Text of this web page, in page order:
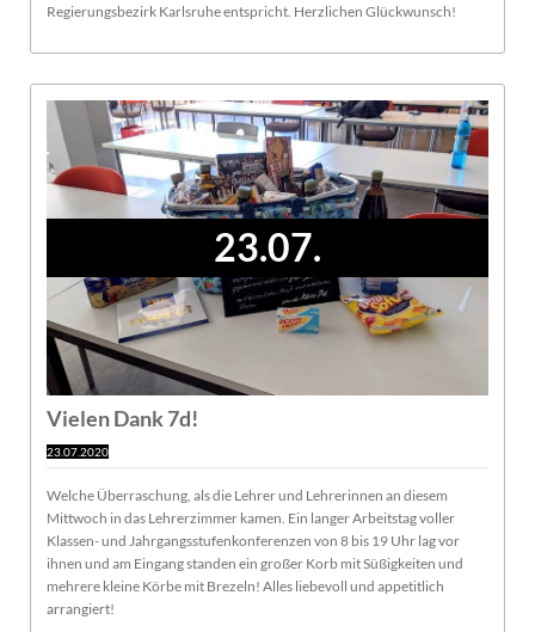
Regierungsbezirk Karlsruhe entspricht. Herzlichen Glückwunsch!
23.07.
Vielen Dank 7d!
23.07.2020
Welche Überraschung, als die Lehrer und Lehrerinnen an diesem
Mittwoch in das Lehrerzimmer kamen. Ein langer Arbeitstag voller
Klassen- und Jahrgangsstufenkonferenzen von 8 bis 19 Uhr lag vor
ihnen und am Eingang standen ein großer Korb mit Süßigkeiten und
mehrere kleine Körbe mit Brezeln! Alles liebevoll und appetitlich
arrangiert!